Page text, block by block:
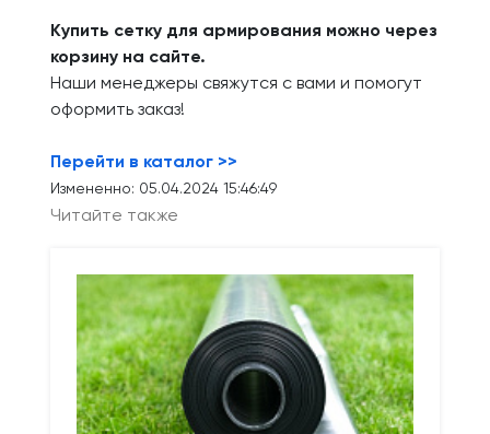
Купить сетку для армирования можно через
корзину на сайте.
Наши менеджеры свяжутся с вами и помогут
оформить заказ!
Перейти в каталог >>
Измененно: 05.04.2024 15:46:49
Читайте также